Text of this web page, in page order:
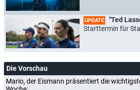
UPDATE "Ted
Starttermin für
Die Vorschau
Mario, der Eismann präsentiert die